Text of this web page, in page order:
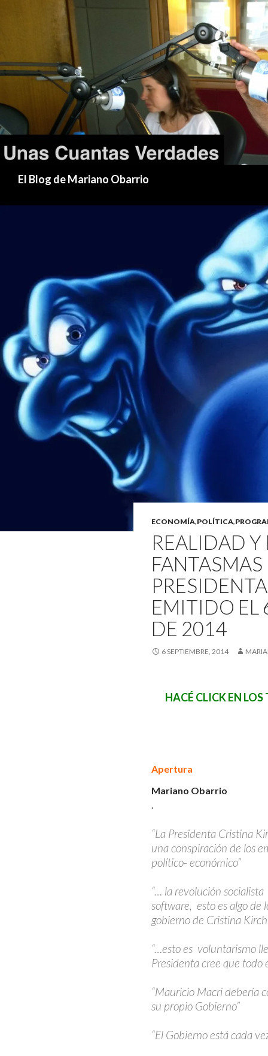
El Blog de Mariano Obarrio
ECONOMÍA,POLÍTICA,
REALIDAD
FANTASMAS
EMITIDO EL
DE 2014
6 SEPTIEMBRE, 2014
HACÉ CLICK EN
Apertura
Mariano Obarrio
.
“La Presidenta Cristina
una conspiración de los
político- económico”
“… la revolución
software, esto es algo de
gobierno de Cristina
“…esto es voluntarismo
Presidenta cree que todo
“Mauricio Macri debería
su propio Gobierno”
“El Gobierno está cada